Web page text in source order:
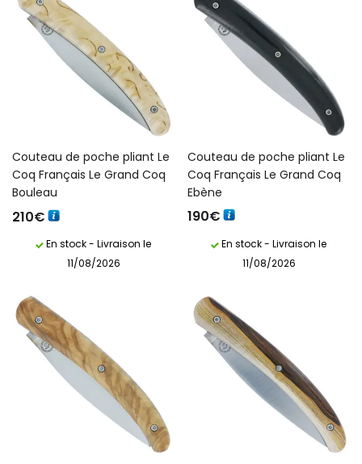
Couteau de poche pliant Le
Coq Français Le Grand Coq
Bouleau
210€
En stock - Livraison le
11/08/2026
Couteau de poche pliant Le
Coq Français Le Grand Coq
Ebène
190€
En stock - Livraison le
11/08/2026